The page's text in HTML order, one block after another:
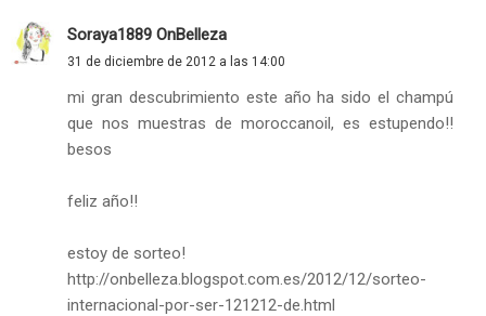
Soraya1889 OnBelleza
31 de diciembre de 2012 a las 14:00
mi gran descubrimiento este año ha sido el champú
que nos muestras de moroccanoil, es estupendo!!
besos
feliz año!!
estoy de sorteo!
http://onbelleza.blogspot.com.es/2012/12/sorteo-
internacional-por-ser-121212-de.html